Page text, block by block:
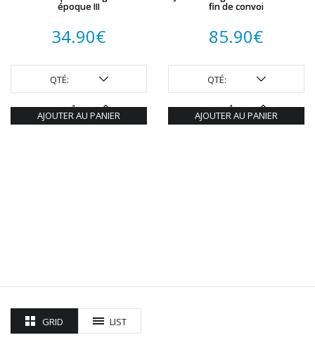
époque III
34.90€
QTÉ:
AJOUTER AU PANIER
fin de convoi
85.90€
QTÉ:
AJOUTER AU PANIER
GRID LIST